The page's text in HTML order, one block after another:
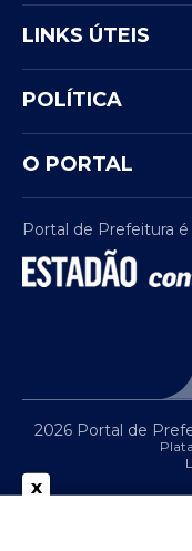
LINKS ÚTEIS
POLÍTICA
O PORTAL
Portal de Prefeitura é
2026 Portal de
x